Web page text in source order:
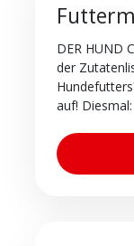
DER HUND
der
auf!